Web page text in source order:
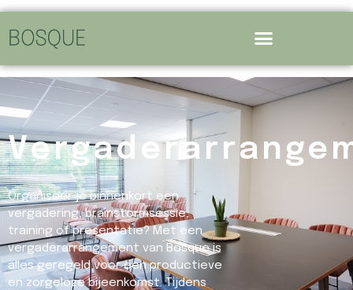
Organiseer je binnenkort een
vergadering, brainstormsessie,
training of presentatie? Met een
vergaderarrangement van Bosque is
alles geregeld voor een productieve
en zorgeloze bijeenkomst. Tijdens